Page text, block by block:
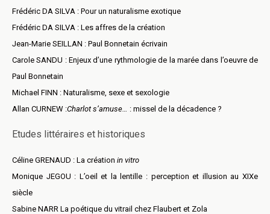
Frédéric DA SILVA : Pour un naturalisme exotique
Frédéric DA SILVA : Les affres de la création
Jean-Marie SEILLAN : Paul Bonnetain écrivain
Carole SANDU : Enjeux d’une rythmologie de la marée dans l’oeuvre de
Paul Bonnetain
Michael FINN : Naturalisme, sexe et sexologie
Allan CURNEW :Charlot s’amuse… : missel de la décadence ?
Etudes littéraires et historiques
Céline GRENAUD : La création in vitro
Monique JEGOU : L’oeil et la lentille : perception et illusion au XIXe
siècle
Sabine NARR La poétique du vitrail chez Flaubert et Zola